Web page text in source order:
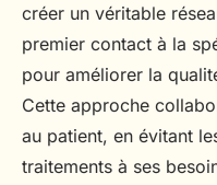
créer un véritable
premier contact à la
pour améliorer la
Cette approche
au patient, en évitant
traitements à ses